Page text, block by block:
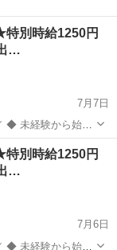
別時給1250円
…
7月7日
め
先輩STAFFが丁寧
別時給1250円
…
7月6日
め